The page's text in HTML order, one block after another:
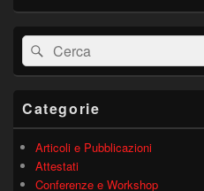
Area
widget
barra
Cerca:Cerca
Categorie
Articoli e Pubblicazioni
Attestati
Conferenze e Workshop